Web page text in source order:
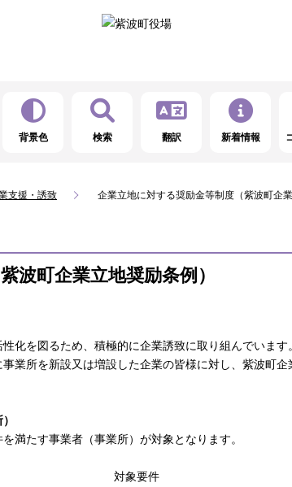
背景色 検索 翻訳 新着情報
支援・誘致 企業立地に対する奨励金等制度（紫波町企業
波町企業立地奨励条例）
化を図るため、積極的に企業誘致に取り組んでいます。
業所を新設又は増設した企業の皆様に対し、紫波町
満たす事業者（事業所）が対象となります。
対象要件